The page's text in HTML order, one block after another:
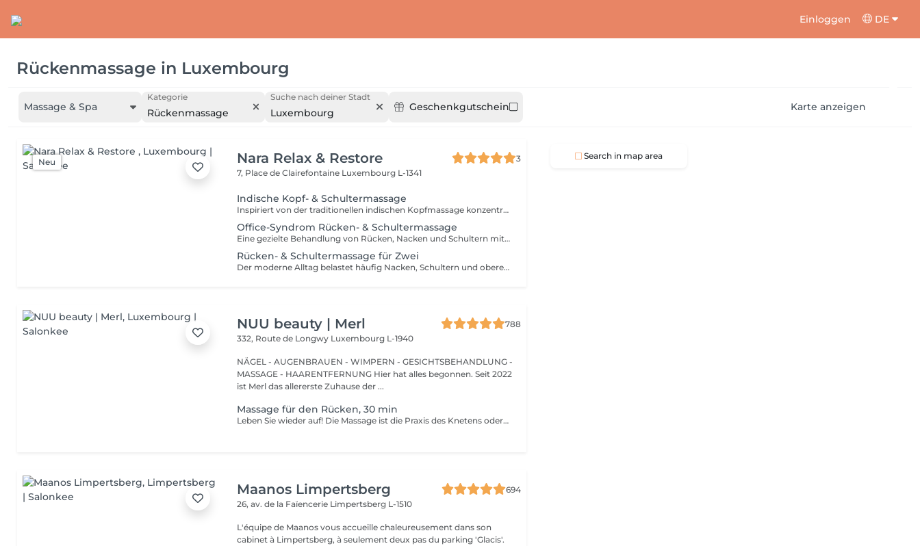
Einloggen DE
Rückenmassage in Luxembourg
Massage & Spa
Kategorie
Rückenmassage
Suche nach deiner Stadt
Luxembourg Geschenkgutschein Karte anzeigen
Neu Nara Relax & Restore
3
7, Place de Clairefontaine Luxembourg L-1341
Indische Kopf- & Schultermassage
Inspiriert von der traditionellen indischen Kopfmassage konzentriert sich diese wohltuende Behandlung auf Kopf, Nacken, Schultern, oberen Rücken und Arme. Hochwertiges Arganöl wird sanft in Kopfhaut und Haare einmassiert, während gezielte Massagetechniken Verspannungen lösen, den Geist beruhigen und Haar sowie Kopfhaut neue Vitalität verleihen.
Office-Syndrom Rücken- & Schultermassage
Eine gezielte Behandlung von Rücken, Nacken und Schultern mit einer Kombination aus Hand-, Daumen-, Unterarm- und Ellenbogentechniken. Ideal zur Linderung von Verspannungen, Muskelsteifheit und Beschwerden, die durch langes Sitzen, Bildschirmarbeit oder Alltagsstress entstehen. Die Behandlung hilft dabei, den Oberkörper zu lockern und die Beweglichkeit zu verbessern.
Rücken- & Schultermassage für Zwei
Der moderne Alltag belastet häufig Nacken, Schultern und oberen Rücken. Diese gezielte Behandlung nutzt verschiedene Massagetechniken, um Verspannungen zu lösen, Muskelsteifheit zu reduzieren und das Wohlbefinden im Oberkörper zu fördern. Die ideale Wahl für zwei Personen, die gemeinsam entspannen und dem Alltagsstress entfliehen möchten.
NUU beauty | Merl
788
332, Route de Longwy Luxembourg L-1940
NÄGEL - AUGENBRAUEN - WIMPERN - GESICHTSBEHANDLUNG -
MASSAGE - HAARENTFERNUNG Hier hat alles begonnen. Seit 2022
ist Merl das allererste Zuhause der ...
Massage für den Rücken, 30 min
Leben Sie wieder auf! Die Massage ist die Praxis des Knetens oder Manipulierens der Muskeln und anderer Weichteile einer Person, um Stress zu reduzieren, Muskelschmerzen zu lindern, die Entspannung zu fördern und die Funktion des Immunsystems zu verbessern. Vorteile einer Rückenmassage für die Gesundheit: - reduziert Stress - entspannend - verbessert die Durchblutung - verbessert das Immunsystem des Körpers Wie wird die Rückenmassage für die Gesundheit durchgeführt? - Kopf und Nacken werden massiert - Schultern und Rücken werden massiert - Hände und Arme werden massiert Altersbeschränkungen: es gibt keine Altersbeschränkungen für dieses Verfahren. Empfehlungen nach dem Eingriff: nach dem Eingriff 2-3 Stunden keinen Sport und plötzliche Bewegungen machen. Frequenz: 1-2 Mal pro Woche, insgesamt 10 Mal. Wiederholen Sie den Eingriff alle 3-6 Monate.
Maanos Limpertsberg
694
26, av. de la Faïencerie Limpertsberg L-1510
L'équipe de Maanos vous accueille chaleureusement dans son
cabinet à Limpertsberg, à seulement deux pas du parking 'Glacis'.
Search in map area